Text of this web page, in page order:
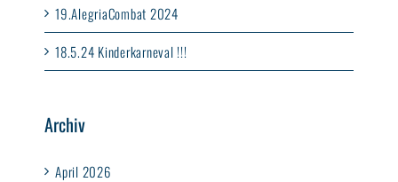
19.AlegriaCombat 2024
18.5.24 Kinderkarneval !!!
Archiv
April 2026